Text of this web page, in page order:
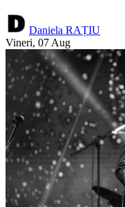
Daniela RAȚIU
Vineri, 07 Aug